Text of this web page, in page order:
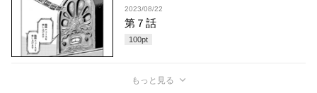
2023/08/22
第７話
100pt
もっと見る